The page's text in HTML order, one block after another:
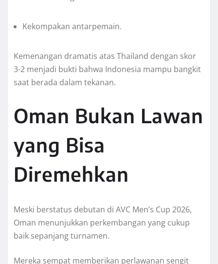
Kekompakan antarpemain.
Kemenangan dramatis atas Thailand dengan skor
3-2 menjadi bukti bahwa Indonesia mampu bangkit
saat berada dalam tekanan.
Oman Bukan Lawan
yang Bisa
Diremehkan
Meski berstatus debutan di AVC Men’s Cup 2026,
Oman menunjukkan perkembangan yang cukup
baik sepanjang turnamen.
Mereka sempat memberikan perlawanan sengit